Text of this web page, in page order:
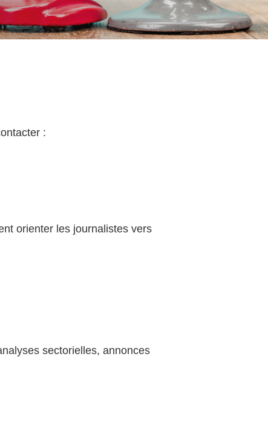
:
orienter les journalistes vers
sectorielles, annonces